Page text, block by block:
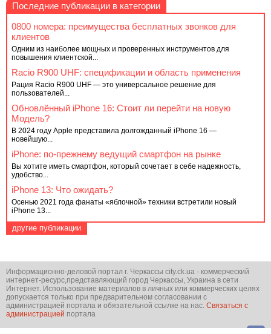
Последние публикации в категории
0800 номера: преимущества бесплатных звонков для
клиентов
Одним из наиболее мощных и проверенных инструментов для
повышения клиентской...
Racio R900 UHF: спецификации и область применения
Рация Racio R900 UHF — это универсальное решение для
пользователей...
Обновлённый iPhone 16: Стоит ли перейти на новую
Модель?
В 2024 году Apple представила долгожданный iPhone 16 —
новейшую...
iPhone: по-прежнему ведущий смартфон на рынке
Вы хотите иметь смартфон, который сочетает в себе надежность,
удобство...
iPhone 13: Что ожидать?
Осенью 2021 года фанаты «яблочной» техники встретили новый
iPhone 13...
другие публикации
Информационно-деловой портал г. Черкассы city.ck.ua - коммерческий
интернет-ресурс,представляющий город Черкассы, Украина в сети
Интернет. Использование материалов в личных или коммерческих целях
допускается только при предварительном согласовании с
администрацией портала и обязательной ссылке на нас. Связаться с
администрацией портала